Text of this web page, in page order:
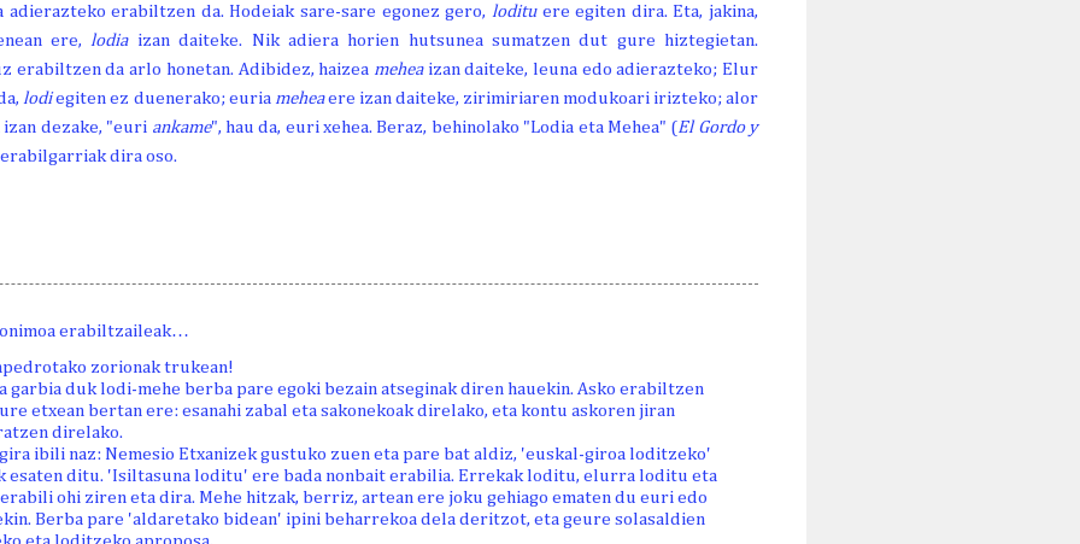
erabiltzen da. Hodeiak sare-sare egonez gero, lodituere egiten dira. Eta, jakina,
ere, lodiaizan daiteke. Nik adiera horien hutsunea sumatzen dut gure hiztegietan.
erabiltzen da arlo honetan. Adibidez, haizea mehea izan daiteke, leuna edo adierazteko; Elur
lodiegiten ez duenerako; euria meheaere izan daiteke, zirimiriaren modukoari irizteko; alor
izan dezake, "euri ankame", hau da, euri xehea. Beraz, behinolako "Lodia eta Mehea" (El Gordo y
dira oso.
erabiltzaileak…
zorionak trukean!
garbia duk lodi-mehe berba pare egoki bezain atseginak diren hauekin. Asko erabiltzen
etxean bertan ere: esanahi zabal eta sakonekoak direlako, eta kontu askoren jiran
direlako.
ibili naz: Nemesio Etxanizek gustuko zuen eta pare bat aldiz, 'euskal-giroa loditzeko'
esaten ditu. 'Isiltasuna loditu' ere bada nonbait erabilia. Errekak loditu, elurra loditu eta
ohi ziren eta dira. Mehe hitzak, berriz, artean ere joku gehiago ematen du euri edo
Berba pare 'aldaretako bidean' ipini beharrekoa dela deritzot, eta geure solasaldien